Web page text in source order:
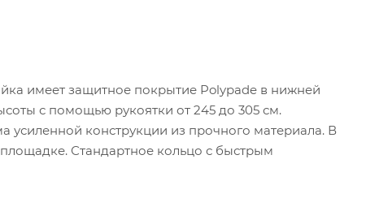
имеет защитное покрытие Polypade в нижней
с помощью рукоятки от 245 до 305 см.
усиленной конструкции из прочного материала. В
Стандартное кольцо с быстрым